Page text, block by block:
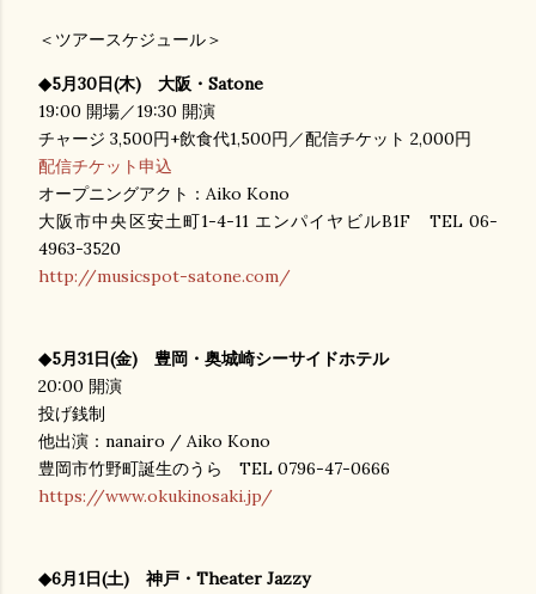
＜ツアースケジュール＞
◆5月30日(木) 大阪・ Satone
19:00 開場／19:30 開演
チャージ 3,500円+飲食代1,500円／配信チケット 2,000円
配信チケット申込
オープニングアクト： Aiko Kono
大阪市中央区安土町1-4-11 エンパイヤビルB1F
TEL 06-
4963-3520
http://musicspot-satone.com/
◆5月31日(金) 豊岡・奥城崎シーサイドホテル
20:00 開演
投げ銭制
他出演： nanairo / Aiko Kono
豊岡市竹野町誕生のうら TEL 0796-47-0666
https://www.okukinosaki.jp/
◆6月1日(土) 神戸・ Theater Jazzy